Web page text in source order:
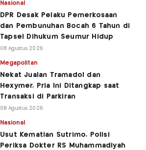
Nasional
DPR Desak Pelaku Pemerkosaan
dan Pembunuhan Bocah 6 Tahun di
Tapsel Dihukum Seumur Hidup
08 Agustus 2026
Megapolitan
Nekat Jualan Tramadol dan
Hexymer, Pria Ini Ditangkap saat
Transaksi di Parkiran
08 Agustus 2026
Nasional
Usut Kematian Sutrimo, Polisi
Periksa Dokter RS Muhammadiyah